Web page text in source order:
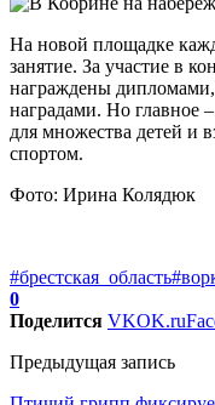
На новой площадке
занятие. За участие в
награждены
наградами. Но главное
для множества детей и
спортом.
Фото: Ирина Колядюк
#брестская_область
0
Поделится VKOK.ru
Предыдущая запись